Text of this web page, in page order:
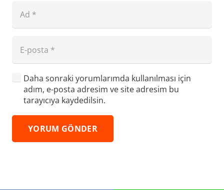
Daha sonraki yorumlarımda kullanılması için
adım, e-posta adresim ve site adresim bu
tarayıcıya kaydedilsin.
YORUM GÖNDER